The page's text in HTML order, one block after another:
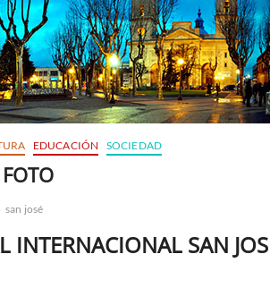
EDUCACIÓN SOCIEDAD
san josé
INTERNACIONAL SAN